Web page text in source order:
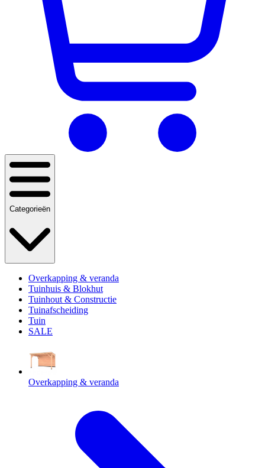
Categorieën
Overkapping & veranda
Tuinhuis & Blokhut
Tuinhout & Constructie
Tuinafscheiding
Tuin
SALE
Overkapping & veranda